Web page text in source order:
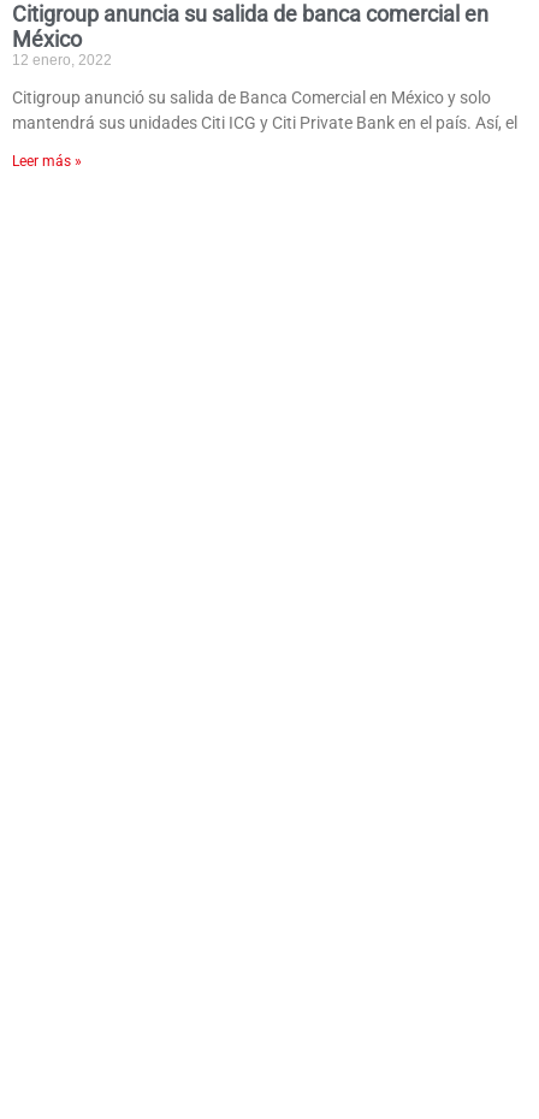
Citigroup anuncia su salida de banca comercial en
México
12 enero, 2022
Citigroup anunció su salida de Banca Comercial en México y solo
mantendrá sus unidades Citi ICG y Citi Private Bank en el país. Así, el
Leer más »